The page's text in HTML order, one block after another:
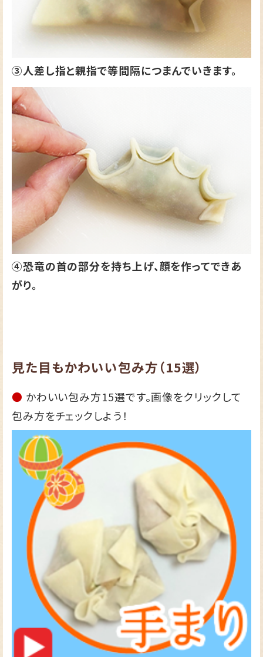
③人差し指と親指で等間隔につまんでいきます。
④恐竜の首の部分を持ち上げ、顔を作ってできあ
がり。
見た目もかわいい包み方（15選）
● かわいい包み方15選です。画像をクリックして
包み方をチェックしよう！